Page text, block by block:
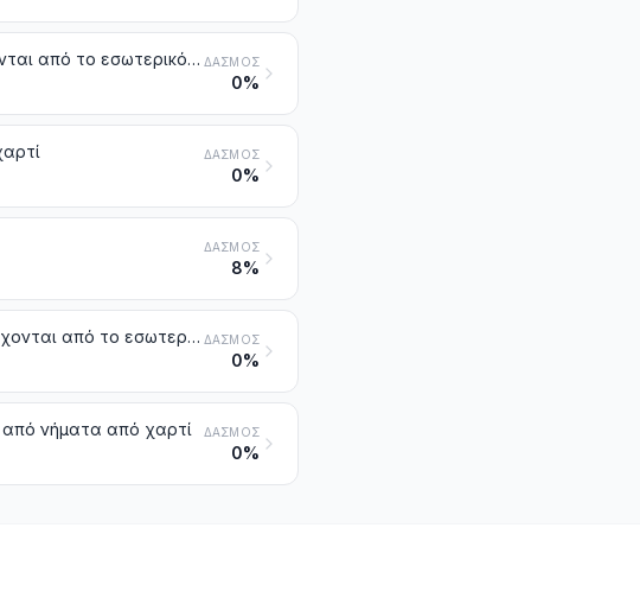
Νήματα από γιούτα ή άλλες υφαντικές ίνες που προέρχονται από το εσωτερικό του φλοιού (βίβλος) ορισμένης κατηγορίας φυτών της κλάσης 5303 ΔΑΣΜΌΣ
0%
ΔΑΣΜΌΣ
0%
ΔΑΣΜΌΣ
8%
Υφάσματα από γιούτα ή άλλες υφαντικές ίνες που προέρχονται από το εσωτερικό του φλοιού (βίβλος) ορισμένης κατηγορίας φυτών της κλάσης 5303 ΔΑΣΜΌΣ
0%
νήματα από χαρτί ΔΑΣΜΌΣ
0%